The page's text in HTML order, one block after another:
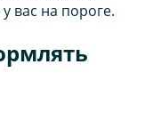
вас на пороге.